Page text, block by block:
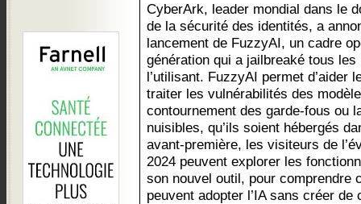
CyberArk, leader mondial dans le
de la sécurité des identités, a
lancement de FuzzyAI, un cadre
génération qui a jailbreaké tous
l’utilisant. FuzzyAI permet d’aider
traiter les vulnérabilités des
contournement des garde-fous ou
nuisibles, qu’ils soient hébergés
avant-première, les visiteurs de
2024 peuvent explorer les
son nouvel outil, pour comprendre
peuvent adopter l’IA sans créer de